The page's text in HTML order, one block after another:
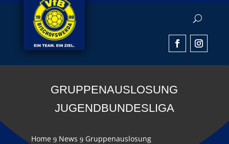
GRUPPENAUSLOSUNG
JUGENDBUNDESLIGA
Home 9 News 9 Gruppenauslosung